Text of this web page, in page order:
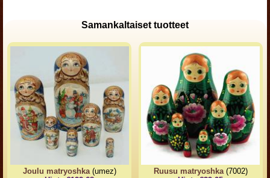
Samankaltaiset tuotteet
Joulu matryoshka(umez)
Ruusu matryoshka(7002)